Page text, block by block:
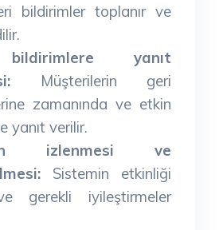
bildirimler toplanır ve
yanıt
Müşterilerin geri
zamanında ve etkin
yanıt verilir.
izlenmesi ve
Sistemin etkinliği
gerekli iyileştirmeler